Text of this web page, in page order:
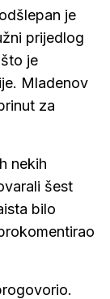
je
prijedlog
je
Mladenov
za
nekih
šest
bilo